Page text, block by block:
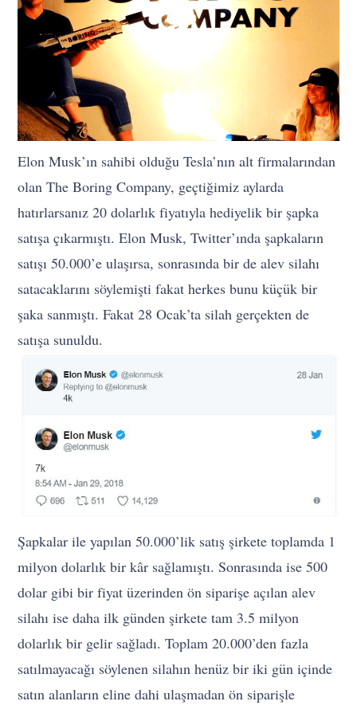
Elon Musk’ın sahibi olduğu Tesla’nın alt firmalarından
olan The Boring Company, geçtiğimiz aylarda
hatırlarsanız 20 dolarlık fiyatıyla hediyelik bir şapka
satışa çıkarmıştı. Elon Musk, Twitter’ında şapkaların
satışı 50.000’e ulaşırsa, sonrasında bir de alev silahı
satacaklarını söylemişti fakat herkes bunu küçük bir
şaka sanmıştı. Fakat 28 Ocak’ta silah gerçekten de
satışa sunuldu.
Şapkalar ile yapılan 50.000’lik satış şirkete toplamda 1
milyon dolarlık bir kâr sağlamıştı. Sonrasında ise 500
dolar gibi bir fiyat üzerinden ön siparişe açılan alev
silahı ise daha ilk günden şirkete tam 3.5 milyon
dolarlık bir gelir sağladı. Toplam 20.000’den fazla
satılmayacağı söylenen silahın henüz bir iki gün içinde
satın alanların eline dahi ulaşmadan ön siparişle